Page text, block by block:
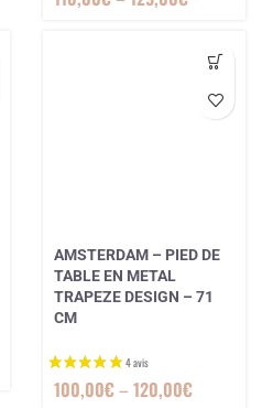
AMSTERDAM – PIED DE
TABLE EN METAL
TRAPEZE DESIGN – 71
CM
100,00€–120,00€